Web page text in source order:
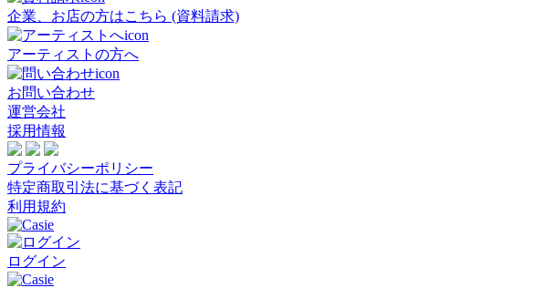
企業、お店の方はこちら (資料請求)
アーティストの方へ
お問い合わせ
運営会社
採用情報
プライバシーポリシー
特定商取引法に基づく表記
利用規約
ログイン